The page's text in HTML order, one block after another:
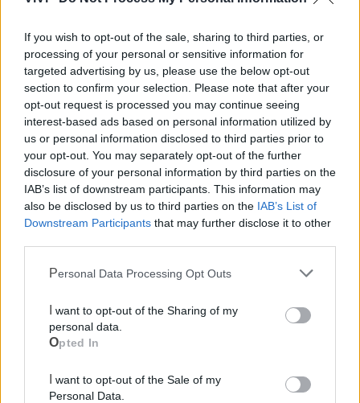
If you wish to opt-out of the sale, sharing to third parties, or
processing of your personal or sensitive information for
targeted advertising by us, please use the below opt-out
section to confirm your selection. Please note that after your
opt-out request is processed you may continue seeing
interest-based ads based on personal information utilized by
us or personal information disclosed to third parties prior to
your opt-out. You may separately opt-out of the further
disclosure of your personal information by third parties on the
IAB’s list of downstream participants. This information may
also be disclosed by us to third parties on the IAB’s List of
Downstream Participants that may further disclose it to other
Personal Data Processing Opt Outs
personal data.
Opted In
Personal Data.
Mondo CIA